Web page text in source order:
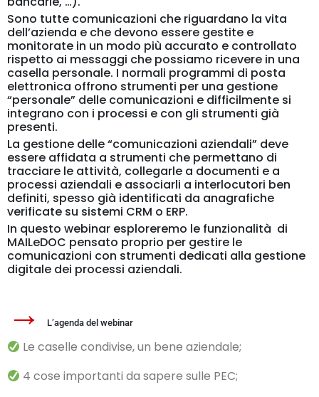
Sono tutte comunicazioni che riguardano la vita
dell’azienda e che devono essere gestite e
monitorate in un modo più accurato e controllato
rispetto ai messaggi che possiamo ricevere in una
casella personale. I normali programmi di posta
elettronica offrono strumenti per una gestione
“personale” delle comunicazioni e difficilmente si
integrano con i processi e con gli strumenti già
presenti.
La gestione delle “comunicazioni aziendali” deve
essere affidata a strumenti che permettano di
tracciare le attività, collegarle a documenti e a
processi aziendali e associarli a interlocutori ben
definiti, spesso già identificati da anagrafiche
verificate su sistemi CRM o ERP.
In questo webinar esploreremo le funzionalità di
MAILeDOC pensato proprio per gestire le
comunicazioni con strumenti dedicati alla gestione
digitale dei processi aziendali.
→ L’agenda del webinar
Le caselle condivise, un bene aziendale;
4 cose importanti da sapere sulle PEC;